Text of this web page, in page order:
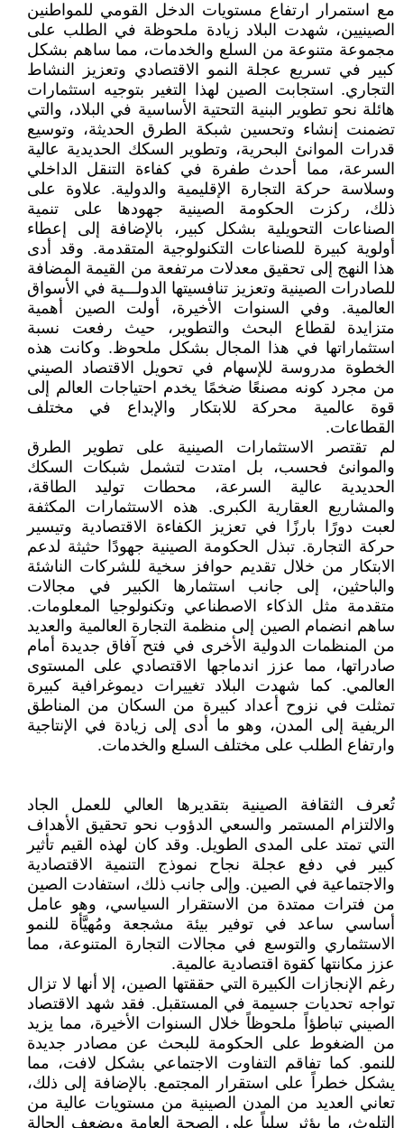
مع استمرار ارتفاع مستويات الدخل القومي للمواطنين
الصينيين، شهدت البلاد زيادة ملحوظة في الطلب على
مجموعة متنوعة من السلع والخدمات، مما ساهم بشكل
كبير في تسريع عجلة النمو الاقتصادي وتعزيز النشاط
التجاري. استجابت الصين لهذا التغير بتوجيه استثمارات
هائلة نحو تطوير البنية التحتية الأساسية في البلاد، والتي
تضمنت إنشاء وتحسين شبكة الطرق الحديثة، وتوسيع
قدرات الموانئ البحرية، وتطوير السكك الحديدية عالية
السرعة، مما أحدث طفرة في كفاءة التنقل الداخلي
وسلاسة حركة التجارة الإقليمية والدولية. علاوة على
ذلك، ركزت الحكومة الصينية جهودها على تنمية
الصناعات التحويلية بشكل كبير، بالإضافة إلى إعطاء
أولوية كبيرة للصناعات التكنولوجية المتقدمة. وقد أدى
هذا النهج إلى تحقيق معدلات مرتفعة من القيمة المضافة
للصادرات الصينية وتعزيز تنافسيتها الدولـــية في الأسواق
العالمية. وفي السنوات الأخيرة، أولت الصين أهمية
متزايدة لقطاع البحث والتطوير، حيث رفعت نسبة
استثماراتها في هذا المجال بشكل ملحوظ. وكانت هذه
الخطوة مدروسة للإسهام في تحويل الاقتصاد الصيني
من مجرد كونه مصنعًا ضخمًا يخدم احتياجات العالم إلى
قوة عالمية محركة للابتكار والإبداع في مختلف
القطاعات.
لم تقتصر الاستثمارات الصينية على تطوير الطرق
والموانئ فحسب، بل امتدت لتشمل شبكات السكك
الحديدية عالية السرعة، محطات توليد الطاقة،
والمشاريع العقارية الكبرى. هذه الاستثمارات المكثفة
لعبت دورًا بارزًا في تعزيز الكفاءة الاقتصادية وتيسير
حركة التجارة. تبذل الحكومة الصينية جهودًا حثيثة لدعم
الابتكار من خلال تقديم حوافز سخية للشركات الناشئة
والباحثين، إلى جانب استثمارها الكبير في مجالات
متقدمة مثل الذكاء الاصطناعي وتكنولوجيا المعلومات.
ساهم انضمام الصين إلى منظمة التجارة العالمية والعديد
من المنظمات الدولية الأخرى في فتح آفاق جديدة أمام
صادراتها، مما عزز اندماجها الاقتصادي على المستوى
العالمي. كما شهدت البلاد تغييرات ديموغرافية كبيرة
تمثلت في نزوح أعداد كبيرة من السكان من المناطق
الريفية إلى المدن، وهو ما أدى إلى زيادة في الإنتاجية
وارتفاع الطلب على مختلف السلع والخدمات.
تُعرف الثقافة الصينية بتقديرها العالي للعمل الجاد
والالتزام المستمر والسعي الدؤوب نحو تحقيق الأهداف
التي تمتد على المدى الطويل. وقد كان لهذه القيم تأثير
كبير في دفع عجلة نجاح نموذج التنمية الاقتصادية
والاجتماعية في الصين. وإلى جانب ذلك، استفادت الصين
من فترات ممتدة من الاستقرار السياسي، وهو عامل
أساسي ساعد في توفير بيئة مشجعة ومُهيَّأة للنمو
الاستثماري والتوسع في مجالات التجارة المتنوعة، مما
عزز مكانتها كقوة اقتصادية عالمية.
رغم الإنجازات الكبيرة التي حققتها الصين، إلا أنها لا تزال
تواجه تحديات جسيمة في المستقبل. فقد شهد الاقتصاد
الصيني تباطؤاً ملحوظاً خلال السنوات الأخيرة، مما يزيد
من الضغوط على الحكومة للبحث عن مصادر جديدة
للنمو. كما تفاقم التفاوت الاجتماعي بشكل لافت، مما
يشكل خطراً على استقرار المجتمع. بالإضافة إلى ذلك،
تعاني العديد من المدن الصينية من مستويات عالية من
التلوث، ما يؤثر سلباً على الصحة العامة ويضعف الحالة